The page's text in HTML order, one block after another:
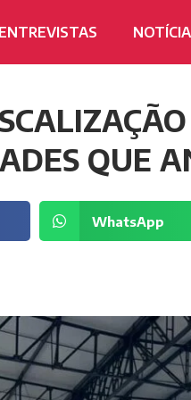
ENTREVISTAS
QUE
WhatsApp